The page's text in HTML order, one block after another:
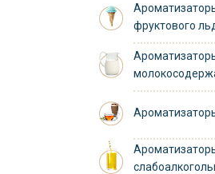
фруктового